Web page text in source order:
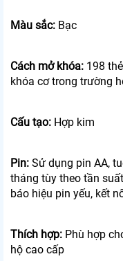
Màu sắc: Bạc
Cách mở khóa: 198
khóa cơ trong trường
Cấu tạo: Hợp kim
Pin: Sử dụng pin AA,
tháng tùy theo tần
báo hiệu pin yếu, kết
Thích hợp: Phù hợp
hộ cao cấp